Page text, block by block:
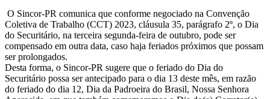
O Sincor-PR comunica que conforme negociado na Convenção
Coletiva de Trabalho (CCT) 2023, cláusula 35, parágrafo 2º, o Dia
do Securitário, na terceira segunda-feira de outubro, pode ser
compensado em outra data, caso haja feriados próximos que possam
ser prolongados.
Desta forma, o Sincor-PR sugere que o feriado do Dia do
Securitário possa ser antecipado para o dia 13 deste mês, em razão
do feriado do dia 12, Dia da Padroeira do Brasil, Nossa Senhora